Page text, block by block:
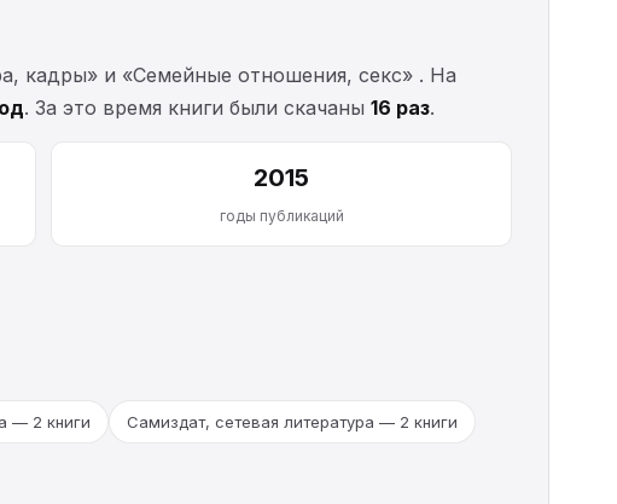
кадры» и «Семейные отношения, секс» . На
. За это время книги были скачаны 16 раз.
2015
годы публикаций
— 2 книги Самиздат, сетевая литература — 2 книги